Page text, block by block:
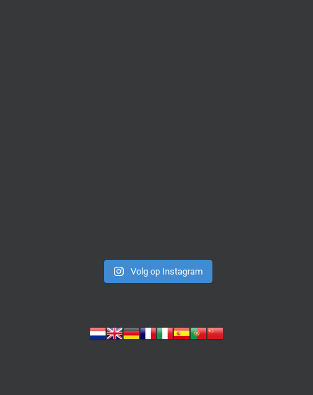
Volg op Instagram